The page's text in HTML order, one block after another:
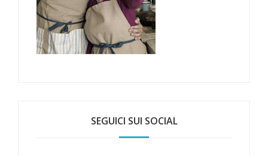
SEGUICI SUI SOCIAL